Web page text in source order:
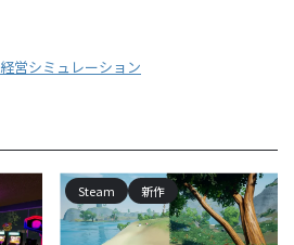
経営シミュレーション
Steam 新作